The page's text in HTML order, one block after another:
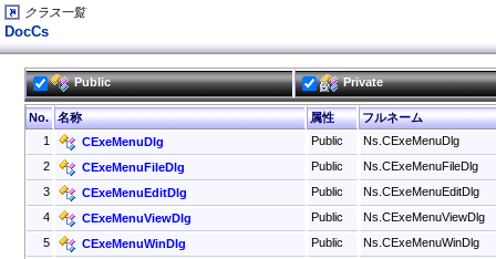
クラス一覧
DocCs
Public Private
No. 名称 属性
フルネーム
1
CExeMenuDlg Public
Ns.CExeMenuDlg
2
CExeMenuFileDlg Public
Ns.CExeMenuFileDlg
3
CExeMenuEditDlg Public
Ns.CExeMenuEditDlg
4
CExeMenuViewDlg Public
Ns.CExeMenuViewDlg
5
CExeMenuWinDlg Public
Ns.CExeMenuWinDlg